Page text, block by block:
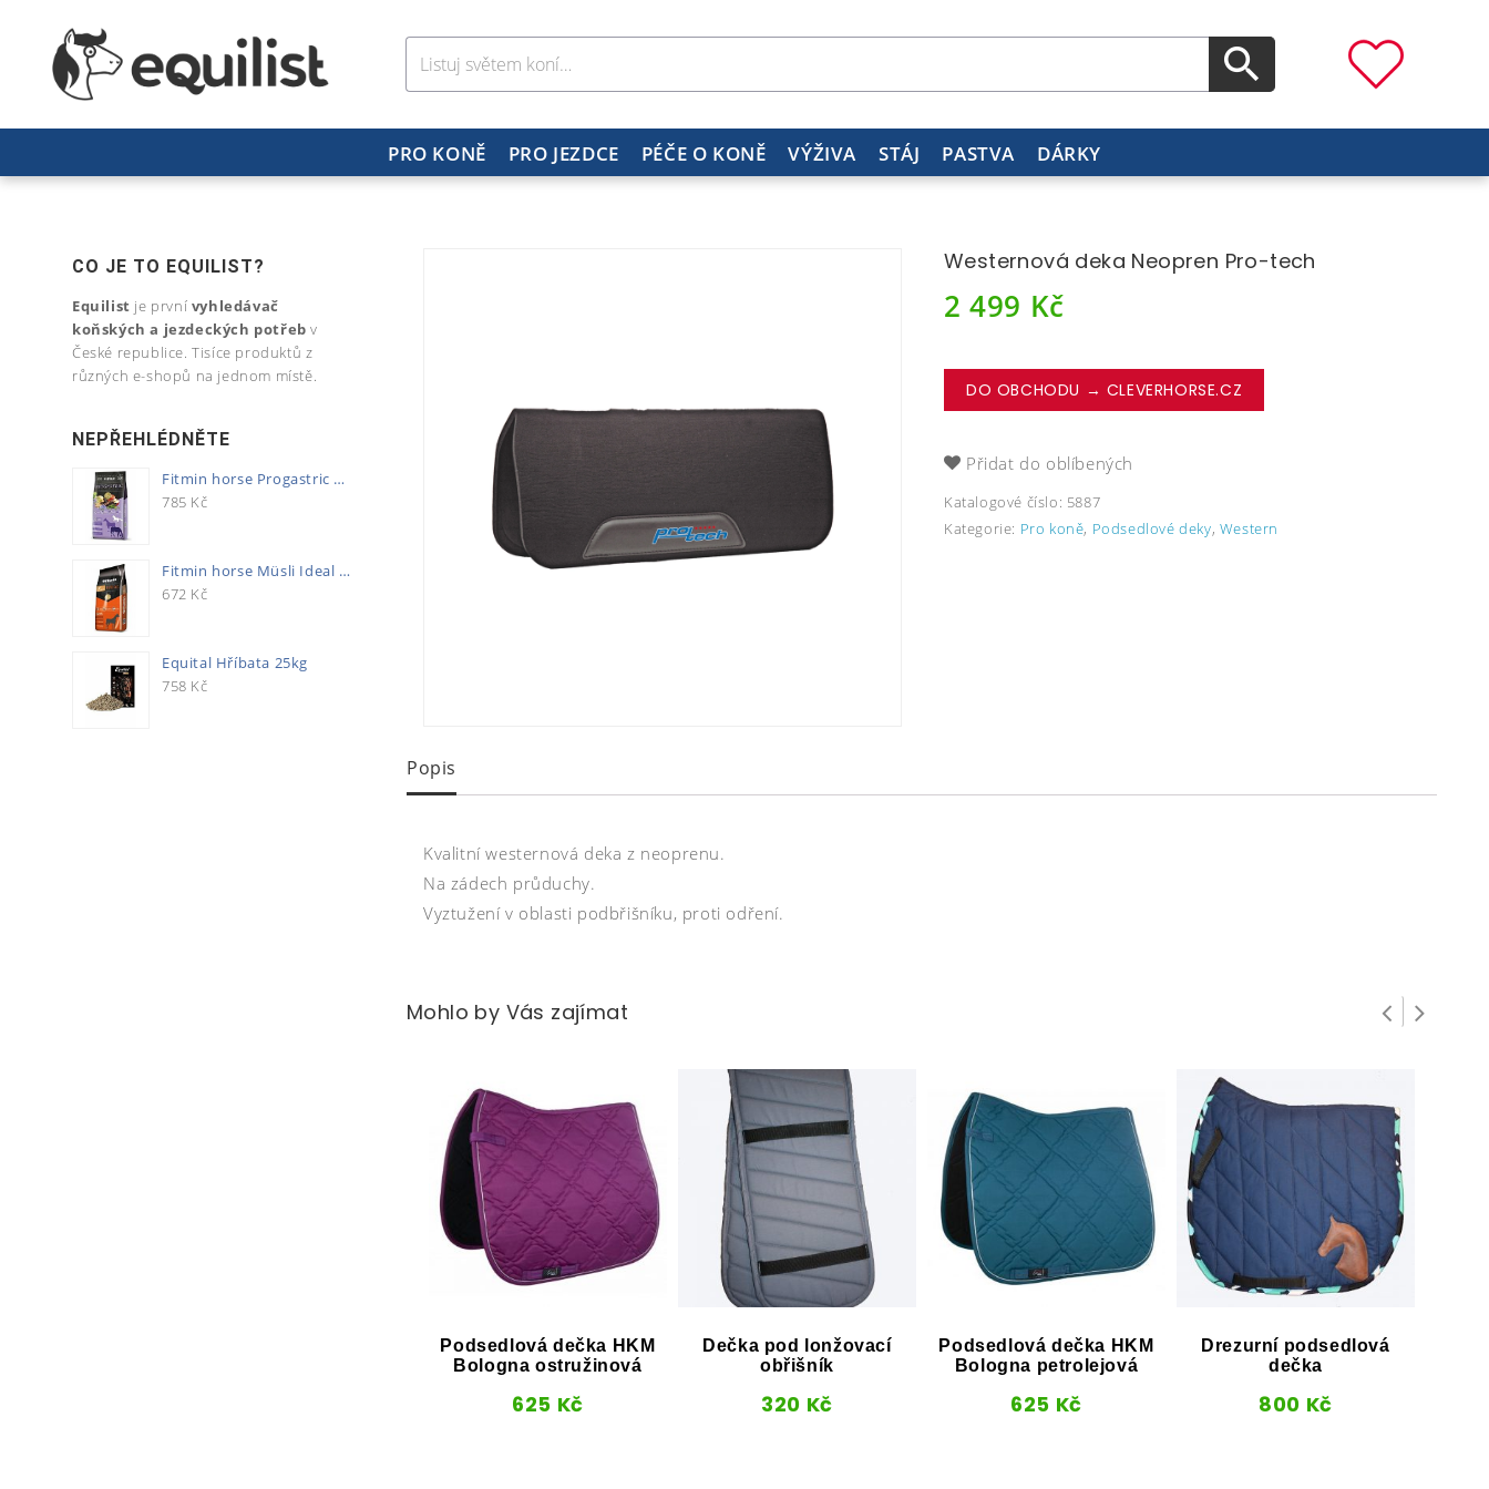
PRO KONĚ PRO JEZDCE PÉČE O KONĚ VÝŽIVA STÁJ PASTVA DÁRKY
Westernová deka Neopren Pro-tech
2 499 Kč
DO OBCHODU → CLEVERHORSE.CZ
Přidat do oblíbených
Katalogové číslo: 5887
Kategorie: Pro koně, Podsedlové deky, Western
Popis
Kvalitní westernová deka z neoprenu.
Na zádech průduchy.
Vyztužení v oblasti podbřišníku, proti odření.
Mohlo by Vás zajímat
Podsedlová dečka HKM
Bologna ostružinová
625 Kč
Dečka pod lonžovací
obřišník
320 Kč
Podsedlová dečka HKM
Bologna petrolejová
625 Kč
Drezurní podsedlová
dečka
800 Kč
CO JE TO EQUILIST?
Equilist je první vyhledávač
koňských a jezdeckých potřeb v
České republice. Tisíce produktů z
různých e-shopů na jednom místě.
NEPŘEHLÉDNĚTE
Fitmin horse Progastric 20kg
785 Kč
Fitmin horse Müsli Ideal 20kg
672 Kč
Equital Hříbata 25kg
758 Kč